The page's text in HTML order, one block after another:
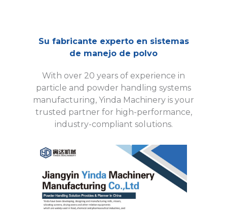
Su fabricante experto en sistemas
de manejo de polvo
With over 20 years of experience in
particle and powder handling systems
manufacturing, Yinda Machinery is your
trusted partner for high-performance,
industry-compliant solutions.